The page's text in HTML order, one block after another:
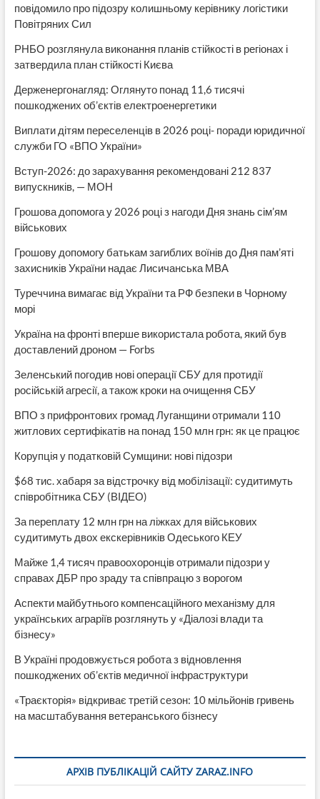
повідомило про підозру колишньому керівнику логістики
Повітряних Сил
РНБО розглянула виконання планів стійкості в регіонах і
затвердила план стійкості Києва
Держенергонагляд: Оглянуто понад 11,6 тисячі
пошкоджених об’єктів електроенергетики
Виплати дітям переселенців в 2026 році- поради юридичної
служби ГО «ВПО України»
Вступ-2026: до зарахування рекомендовані 212 837
випускників, — МОН
Грошова допомога у 2026 році з нагоди Дня знань сім’ям
військових
Грошову допомогу батькам загиблих воїнів до Дня пам’яті
захисників України надає Лисичанська МВА
Туреччина вимагає від України та РФ безпеки в Чорному
морі
Україна на фронті вперше використала робота, який був
доставлений дроном — Forbs
Зеленський погодив нові операції СБУ для протидії
російській агресії, а також кроки на очищення СБУ
ВПО з прифронтових громад Луганщини отримали 110
житлових сертифікатів на понад 150 млн грн: як це працює
Корупція у податковій Сумщини: нові підозри
$68 тис. хабаря за відстрочку від мобілізації: судитимуть
співробітника СБУ (ВІДЕО)
За переплату 12 млн грн на ліжках для військових
судитимуть двох екскерівників Одеського КЕУ
Майже 1,4 тисяч правоохоронців отримали підозри у
справах ДБР про зраду та співпрацю з ворогом
Аспекти майбутнього компенсаційного механізму для
українських аграріїв розглянуть у «Діалозі влади та
бізнесу»
В Україні продовжується робота з відновлення
пошкоджених об’єктів медичної інфраструктури
«Траєкторія» відкриває третій сезон: 10 мільйонів гривень
на масштабування ветеранського бізнесу
АРХІВ ПУБЛІКАЦІЙ САЙТУ ZARAZ.INFO